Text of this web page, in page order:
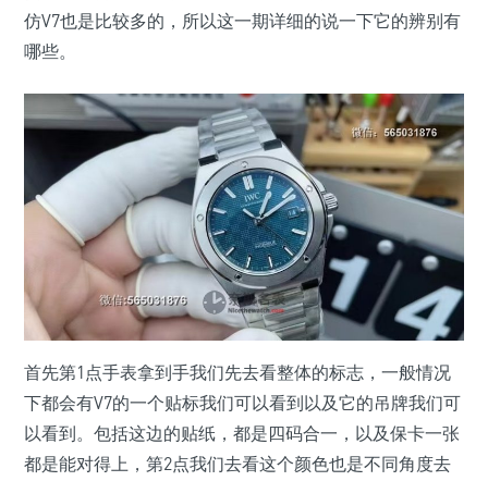
仿V7也是比较多的，所以这一期详细的说一下它的辨别有
哪些。
首先第1点手表拿到手我们先去看整体的标志，一般情况
下都会有V7的一个贴标我们可以看到以及它的吊牌我们可
以看到。包括这边的贴纸，都是四码合一，以及保卡一张
都是能对得上，第2点我们去看这个颜色也是不同角度去